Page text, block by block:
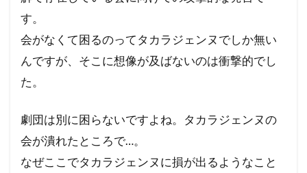
す。
会がなくて困るのってタカラジェンヌでしか無い
んですが、そこに想像が及ばないのは衝撃的でし
た。
劇団は別に困らないですよね。タカラジェンヌの
会が潰れたところで…。
なぜここでタカラジェンヌに損が出るようなこと